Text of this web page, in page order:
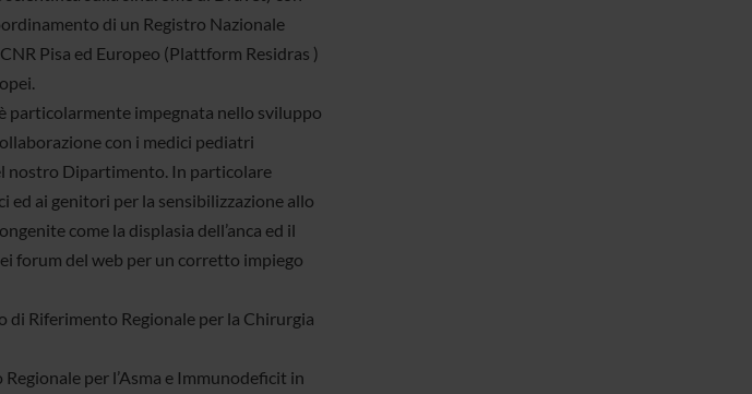
di un Registro Nazionale
Pisa ed Europeo (Plattform Residras )
particolarmente impegnata nello sviluppo
con i medici pediatri
nostro Dipartimento. In particolare
ed ai genitori per la sensibilizzazione allo
come la displasia dell’anca ed il
forum del web per un corretto impiego
di Riferimento Regionale per la Chirurgia
per l’Asma e Immunodeficit in